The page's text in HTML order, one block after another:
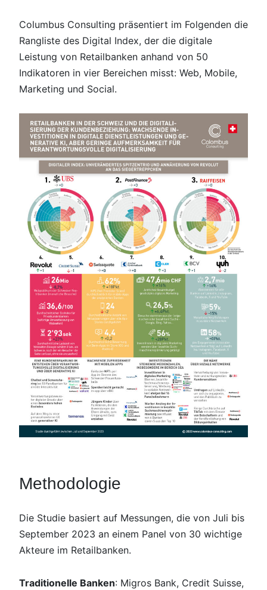
Columbus Consulting präsentiert im Folgenden die
Rangliste des Digital Index, der die digitale
Leistung von Retailbanken anhand von 50
Indikatoren in vier Bereichen misst: Web, Mobile,
Marketing und Social.
Methodologie
Die Studie basiert auf Messungen, die von Juli bis
September 2023 an einem Panel von 30 wichtige
Akteure im Retailbanken.
Traditionelle Banken: Migros Bank, Credit Suisse,